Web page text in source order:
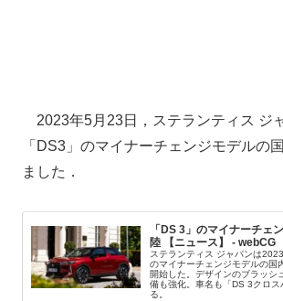
2023年5月23日，ステランティス ジ
「DS3」のマイナーチェンジモデルの
ました．
「DS 3」のマイナーチェ
陸 【ニュース】 - webCG
ステランティス ジャパンは
のマイナーチェンジモデルの国
開始した。デザインのブラッシ
備も強化。車名も「DS 3クロ
る。